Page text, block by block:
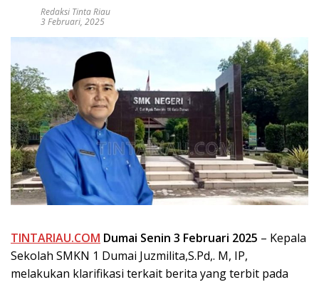
Redaksi Tinta Riau
3 Februari, 2025
TINTARIAU.COM Dumai Senin 3 Februari 2025 – Kepala
Sekolah SMKN 1 Dumai Juzmilita,S.Pd,. M, IP,
melakukan klarifikasi terkait berita yang terbit pada